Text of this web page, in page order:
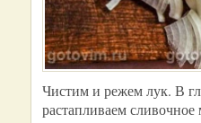
Чистим и режем лук. В
растапливаем